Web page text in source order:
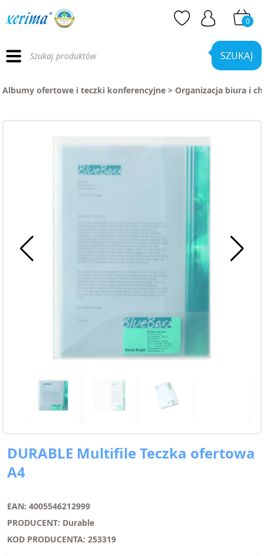
0
produktów SZUKAJ
Albumy ofertowe i teczki konferencyjne > Organizacja biura i
DURABLE Multifile Teczka ofertowa
A4
EAN: 4005546212999
PRODUCENT: Durable
KOD PRODUCENTA: 253319